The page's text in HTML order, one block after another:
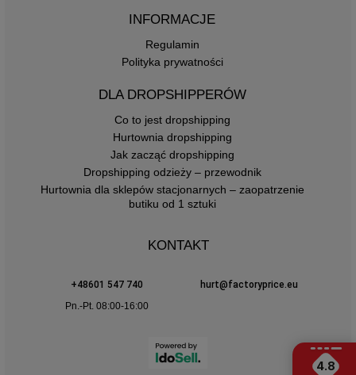
INFORMACJE
Regulamin
Polityka prywatności
DLA DROPSHIPPERÓW
Co to jest dropshipping
Hurtownia dropshipping
Jak zacząć dropshipping
Dropshipping odzieży – przewodnik
Hurtownia dla sklepów stacjonarnych – zaopatrzenie
butiku od 1 sztuki
KONTAKT
+48601 547 740
hurt@factoryprice.eu
Pn.-Pt. 08:00-16:00
4.8